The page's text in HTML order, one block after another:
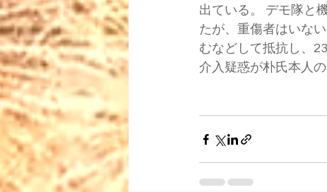
出ている。 デモ隊と
たが、重傷者はいな
むなどして抵抗し、
介入疑惑が朴氏本人